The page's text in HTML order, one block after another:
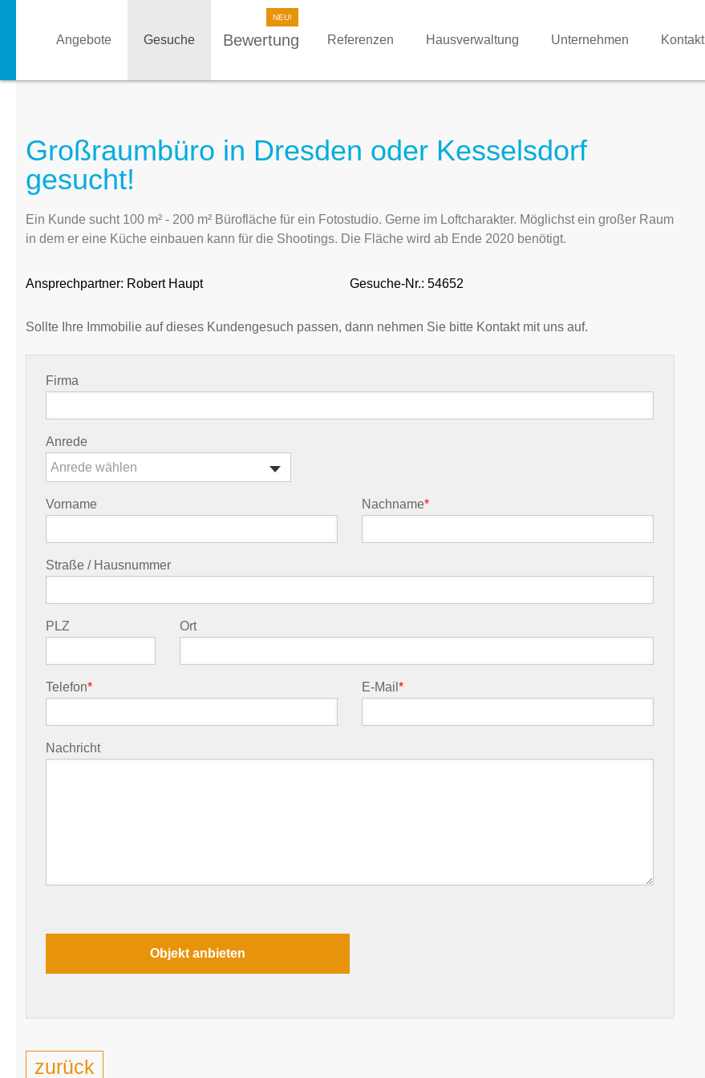
Angebote Gesuche Bewertung Referenzen Hausverwaltung Unternehmen Kontakt
Großraumbüro in Dresden oder Kesselsdorf
gesucht!
Ein Kunde sucht 100 m² - 200 m² Bürofläche für ein Fotostudio. Gerne im Loftcharakter. Möglichst ein großer Raum
in dem er eine Küche einbauen kann für die Shootings. Die Fläche wird ab Ende 2020 benötigt.
Ansprechpartner: Robert Haupt Gesuche-Nr.: 54652
Sollte Ihre Immobilie auf dieses Kundengesuch passen, dann nehmen Sie bitte Kontakt mit uns auf.
Firma
Anrede
Anrede wählen
Vorname Nachname*
Straße / Hausnummer
PLZ Ort
Telefon* E-Mail*
Nachricht
zurück